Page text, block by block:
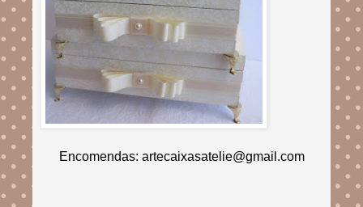
Encomendas: artecaixasatelie@gmail.com